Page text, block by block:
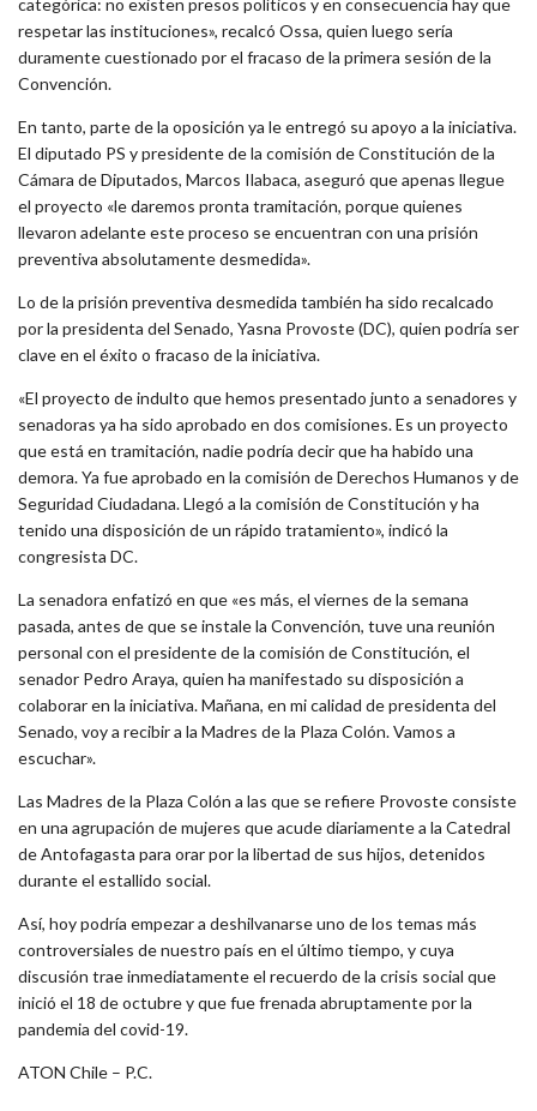
categórica: no existen presos políticos y en consecuencia hay que
respetar las instituciones», recalcó Ossa, quien luego sería
duramente cuestionado por el fracaso de la primera sesión de la
Convención.
En tanto, parte de la oposición ya le entregó su apoyo a la iniciativa.
El diputado PS y presidente de la comisión de Constitución de la
Cámara de Diputados, Marcos Ilabaca, aseguró que apenas llegue
el proyecto «le daremos pronta tramitación, porque quienes
llevaron adelante este proceso se encuentran con una prisión
preventiva absolutamente desmedida».
Lo de la prisión preventiva desmedida también ha sido recalcado
por la presidenta del Senado, Yasna Provoste (DC), quien podría ser
clave en el éxito o fracaso de la iniciativa.
«El proyecto de indulto que hemos presentado junto a senadores y
senadoras ya ha sido aprobado en dos comisiones. Es un proyecto
que está en tramitación, nadie podría decir que ha habido una
demora. Ya fue aprobado en la comisión de Derechos Humanos y de
Seguridad Ciudadana. Llegó a la comisión de Constitución y ha
tenido una disposición de un rápido tratamiento», indicó la
congresista DC.
La senadora enfatizó en que «es más, el viernes de la semana
pasada, antes de que se instale la Convención, tuve una reunión
personal con el presidente de la comisión de Constitución, el
senador Pedro Araya, quien ha manifestado su disposición a
colaborar en la iniciativa. Mañana, en mi calidad de presidenta del
Senado, voy a recibir a la Madres de la Plaza Colón. Vamos a
escuchar».
Las Madres de la Plaza Colón a las que se refiere Provoste consiste
en una agrupación de mujeres que acude diariamente a la Catedral
de Antofagasta para orar por la libertad de sus hijos, detenidos
durante el estallido social.
Así, hoy podría empezar a deshilvanarse uno de los temas más
controversiales de nuestro país en el último tiempo, y cuya
discusión trae inmediatamente el recuerdo de la crisis social que
inició el 18 de octubre y que fue frenada abruptamente por la
pandemia del covid-19.
ATON Chile – P.C.